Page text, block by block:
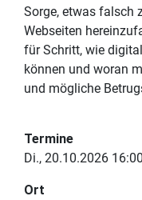
Sorge, etwas falsch
Webseiten
für Schritt, wie
können und woran
und mögliche
Termine
Di., 20.10.2026
Ort